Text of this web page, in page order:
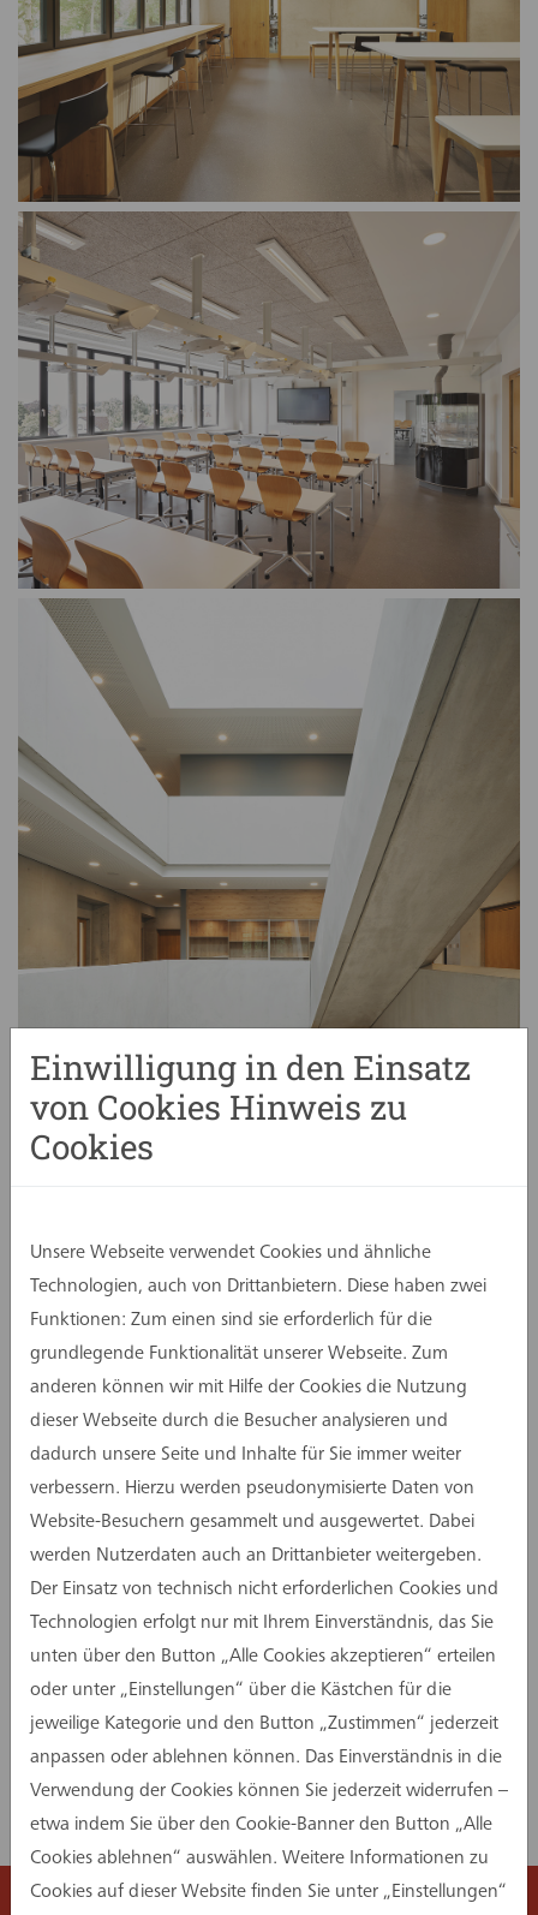
Mehr zu unseren Leistungen in
diesem Projekt:
Einwilligung in den Einsatz
von Cookies Hinweis zu
Cookies
Unsere Webseite verwendet Cookies und ähnliche
Technologien, auch von Drittanbietern. Diese haben zwei
Funktionen: Zum einen sind sie erforderlich für die
grundlegende Funktionalität unserer Webseite. Zum
anderen können wir mit Hilfe der Cookies die Nutzung
dieser Webseite durch die Besucher analysieren und
dadurch unsere Seite und Inhalte für Sie immer weiter
verbessern. Hierzu werden pseudonymisierte Daten von
Website-Besuchern gesammelt und ausgewertet. Dabei
werden Nutzerdaten auch an Drittanbieter weitergeben.
Der Einsatz von technisch nicht erforderlichen Cookies und
Technologien erfolgt nur mit Ihrem Einverständnis, das Sie
unten über den Button „Alle Cookies akzeptieren“ erteilen
oder unter „Einstellungen“ über die Kästchen für die
jeweilige Kategorie und den Button „Zustimmen“ jederzeit
anpassen oder ablehnen können. Das Einverständnis in die
Verwendung der Cookies können Sie jederzeit widerrufen –
etwa indem Sie über den Cookie-Banner den Button „Alle
Cookies ablehnen“ auswählen. Weitere Informationen zu
Cookies auf dieser Website finden Sie unter „Einstellungen“